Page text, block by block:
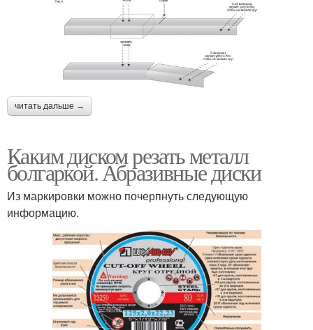
читать дальше →
Каким диском резать металл
болгаркой. Абразивные диски
Из маркировки можно почерпнуть следующую
информацию.